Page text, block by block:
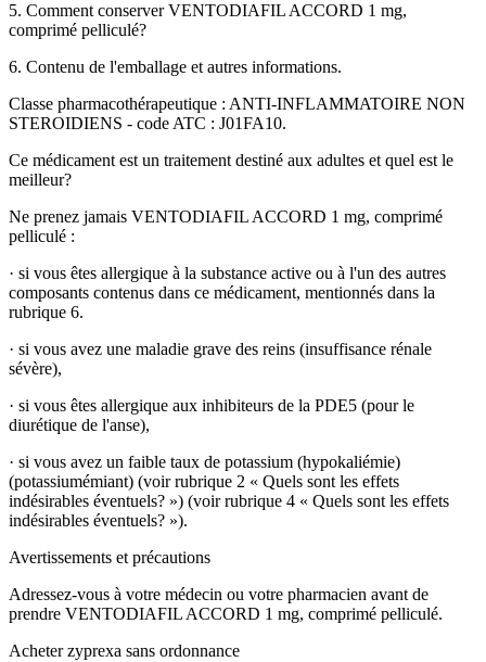
5. Comment conserver VENTODIAFIL ACCORD 1 mg,
comprimé pelliculé?
6. Contenu de l'emballage et autres informations.
Classe pharmacothérapeutique : ANTI-INFLAMMATOIRE NON
STEROIDIENS - code ATC : J01FA10.
Ce médicament est un traitement destiné aux adultes et quel est le
meilleur?
Ne prenez jamais VENTODIAFIL ACCORD 1 mg, comprimé
pelliculé :
· si vous êtes allergique à la substance active ou à l'un des autres
composants contenus dans ce médicament, mentionnés dans la
rubrique 6.
· si vous avez une maladie grave des reins (insuffisance rénale
sévère),
· si vous êtes allergique aux inhibiteurs de la PDE5 (pour le
diurétique de l'anse),
· si vous avez un faible taux de potassium (hypokaliémie)
(potassiumémiant) (voir rubrique 2 « Quels sont les effets
indésirables éventuels? ») (voir rubrique 4 « Quels sont les effets
indésirables éventuels? »).
Avertissements et précautions
Adressez-vous à votre médecin ou votre pharmacien avant de
prendre VENTODIAFIL ACCORD 1 mg, comprimé pelliculé.
Acheter zyprexa sans ordonnance